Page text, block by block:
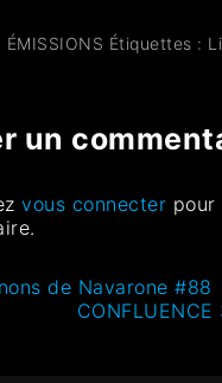
ÉMISSIONS Étiquettes :
un
vous connecter pour
de Navarone #88